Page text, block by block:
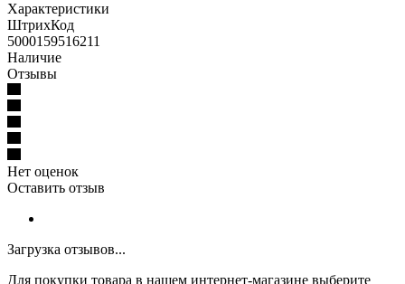
Характеристики
ШтрихКод
5000159516211
Наличие
Отзывы
Нет оценок
Оставить отзыв
Загрузка отзывов...
Для покупки товара в нашем интернет-магазине выберите